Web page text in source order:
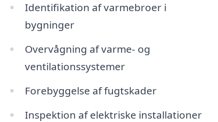
Identifikation af varmebroer i
bygninger
Overvågning af varme- og
ventilationssystemer
Forebyggelse af fugtskader
Inspektion af elektriske installationer